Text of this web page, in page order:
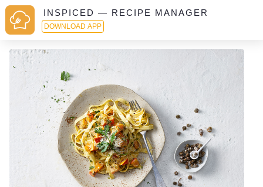
INSPICED — RECIPE MANAGER
DOWNLOAD APP